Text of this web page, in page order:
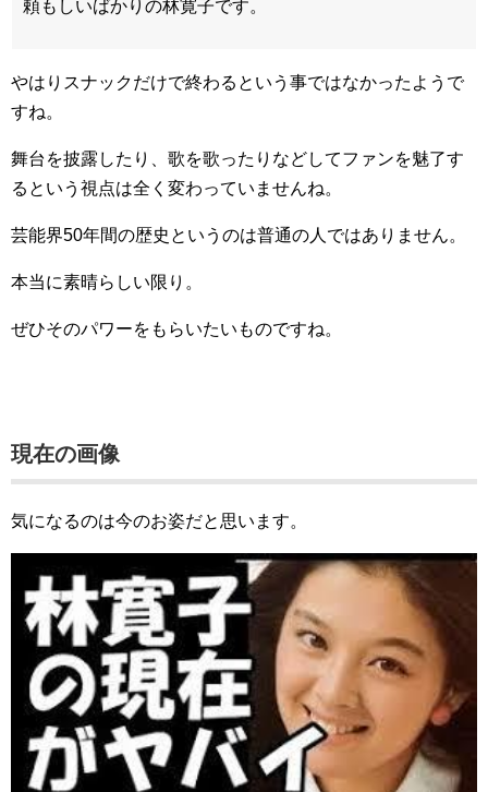
頼もしいばかりの林寛子です。
やはりスナックだけで終わるという事ではなかったようで
すね。
舞台を披露したり、歌を歌ったりなどしてファンを魅了す
るという視点は全く変わっていませんね。
芸能界50年間の歴史というのは普通の人ではありません。
本当に素晴らしい限り。
ぜひそのパワーをもらいたいものですね。
現在の画像
気になるのは今のお姿だと思います。